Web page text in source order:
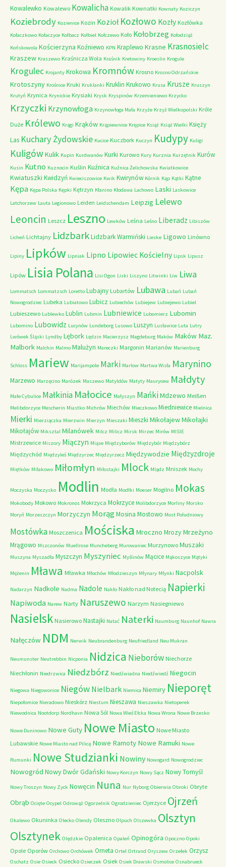
Kowalewko Kowalewo Kowalicha Kowalik Kownatki Kownaty Koziczyn
Koziebrody Kozienice Kozin Kozioł Kozłowo Kozły Kozłówka
Kołaczkowo Kołaczyce Kołbacz Kołbiel Kołczewo Koło Kołobrzeg Kołodziąż
Końskowola Kościerzyna Koźniewo KPN Kraplewo Krasne Krasnosielc
Kraszew Kraszewo Kraśnicza Wola Kraśnik Kretowiny Kroeslin Krogule
Krogulec Krojanty Krokowa Kromnów Krosno Krosno Odrzańskie
Krotoszyny Krośnice Kruki Kruklanki Kruklin Krukowo Krusa Krusze Kruszyn
Krutyń Krynica Krynickie Krysiaki Krysk Kryspinów Krzemieniewo Krzycko
Krzyczki Krzynowłoga Krzynowłoga Mała Krzyże Krzyż Wielkopolski Króle
Duże Królewo Krągi Krąków Krąpiewnice Krępice Książ Książ Wielki Księży
Las Kuchary Żydowskie Kucice Kuczbork Kuczyn Kudypy Kuligi
KuligówKulik Kupin Kurdwanów Kurki Kurowo Kury Kurznia Kurzętnik Kurów
Kusin Kutno Kuznocin Kuślin Kuźnica Kuźnica Żelichowska Kwiatkowice
Kwiatuszki Kwidzyń Kwieciszowice Kwik Kwirynów Kórnik Kąp Kątki Kątne
Kępa Kępa Polska Kępki Kętrzyn Kłanino Kłodawa Lachowo Laski Laskowice
Latchorzew Lauta Legionowo Leiden Leidschendam Leipzig Lelewo
Leoncin Leszcz Leszno Lewków Leśna Leśno Liberadz Libiszów
Licheń Lichtajny LidzbarkLidzbark Warmiński Lieske Ligowo Linówno
Lipiny Lipków Lipniak Lipno Lipowiec Kościelny Lipsk Lipusz
Lipów Lisia Polana Lisi Ogon Liski Liszyno Litwinki Liw Liwa
Lommatsch Lommatzsch Loretto Lubajny Lubartów Lubawa Lubań Lubań
Nowogrodziec Lubeka Lubiatowo Lubicz Lubiechów Lubiejew Lubiejewo Lubiel
Lubieszewo Lublewko Lublin Lubmin Lubniewice Lubomierz Lubomin
Lubomino Lubowidz Lucynów Lundeborg Lusowo Luszyn Lusławice Luta Lutry
Lwówek Śląski Lyndby Lębork Lędzin Macierzysz Magdeburg Maków Maków Maz.
Malbork Malchin Malmo Malużyn Mareczki Margonin Marianów Marienburg
Schloss Mariew Marijampole Marki Marlow Martwa Wisła Marynino
Marzewo Marzęcino Marózek Maszewo Matyldów Matyty Maurycew Małdyty
Małe Cybulice Małkinia Małocice Małyszyn MańkiMdzewo Meißen
Melibdorzyce Mescherin Miastko Michrów Miechów Mieczkowo Miedniewice Mielnica
Mierki Mierziączka Mierzwin Mierzyn Mieszaki Mieszki MikołajewMikołajki
Mikołajów Miksztal Milanówek Milcz Milicz Mirsk Mirzec Mirów MISIE
Mistrzewice Miszory Miączyn Miąse Międzyborów Międzybór Międzybórz
Międzychód Międzyleś Międzyrzec Międzyrzecz Międzywodzie Międzyzdroje
Miętków Miłakowo Miłomłyn Miłostajki Mlock Mlądz Mniszek Mochy
Moczyska Moczysko Modlin Modła Modłki Moeser Mogilno Mokas
Mokobody Mokowo Mokronos Mokrzyca Mokrzyce Molibdorzyce Morliny Morsko
Moryń Morzeszczyn Morzyczyn MorągMosina Mostowo Most Południowy
Mostówka Moszczenica Mościska Mroczno Mrozy Mrzeżyno
Mrągowo Mszczonów Muellrose Muncheberg Murowaniec Murzynowo Muszaki
Muszyna Myszadła Myszczyn Myszyniec Myślinów Mącice Mąkoszyce Mątyki
Mężenin Mława Mławka Młochów Młodzieszyn Młynary Młynki Nacpolsk
Nadarzyn Nadkole Nadma Nadole Nakło Nakło nad Notecią Napierki
Napiwoda Narew Narty Naruszewo Narzym Nasiegniewo
Nasielsk Nasierowo Nastajki Natać Naterki Naumburg Naunhof Nawra
Nałęczów NDM Nerwik Neubrandenburg Neufriedland Neu Mukran
Neumunster Neutrebbin Nicponia Nidzica Nieborów Niechorze
Niechłonin Niedrzwica Niedzbórz Niedźwiadna Niedźwiedź Niegocin
Niegowa Niegowonice Niegów Nielbark Niemica Niemiry Nieporęt
Niepołomice Nieradowo Nieskórz Niestum Nieszawa Nieszawka Nietoperek
Niewodnica Nootdorp Nordhavn Nowa Sól Nowa Wieś Ełcka Nowa Wrona Nowe Brzesko
Nowe Duninowo Nowe Guty Nowe Miasto Nowe Miasto
Lubawskie Nowe Miasto nad Pilicą Nowe Ramoty Nowe Ramuki Nowe
Rumunki Nowe Studzianki Nowiny Nowogard Nowogrodziec
Nowogród Nowy Dwór Gdański Nowy Korczyn Nowy Sącz Nowy Tomyśl
Nowy Troszyn Nowy Zyck Nowęcin Nuna Nur Nyborg Obierwia Obroki Obryte
Obrąb Ocięte Ocypel Odrowąż Ogorzelnik Ogrodzieniec Ojerzyce Ojrzeń
Okalewo Okuninka Olecko Olendy Oleszno Olpuch Olszewka Olsztyn
Olsztynek Olędzkie Opalenica Opaleń Opinogóra Opoczno Opoki
Opole Oporów Orchowo Orchówek Orneta Ortel Ortrand Oryszew Orzełek Orzysz
Oschatz Osie Osieck Osiecko Osieczek Osiek Osiek Drawski Osmolice Osnabrueck